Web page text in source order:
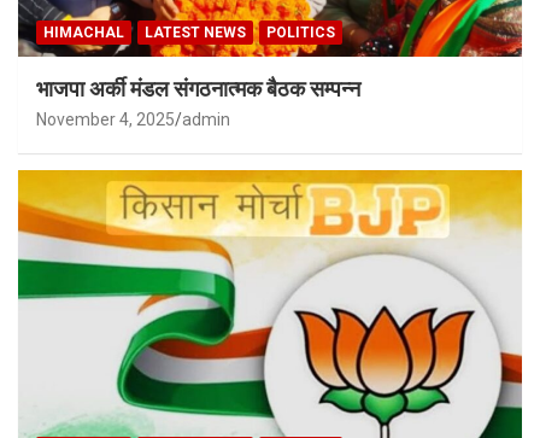
HIMACHAL LATEST NEWS POLITICS
भाजपा अर्की मंडल संगठनात्मक बैठक सम्पन्न
November 4, 2025 admin